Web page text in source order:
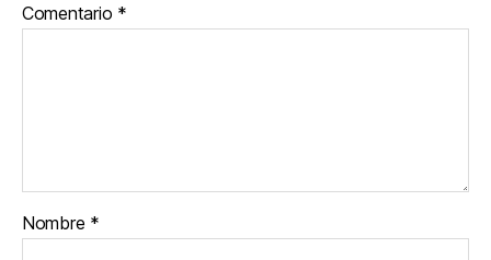
Comentario *
Nombre *